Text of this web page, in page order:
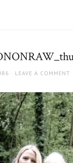
LEAVE A COMMENT